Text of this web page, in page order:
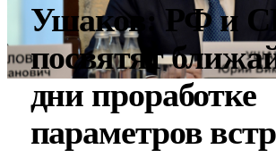
Ушаков: РФ и
посвятят
дни проработке
параметров